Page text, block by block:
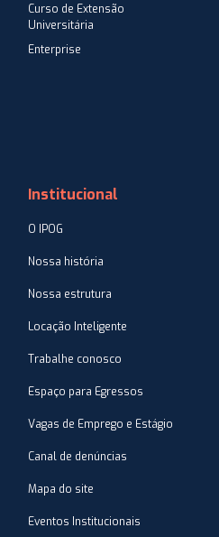
Curso de Extensão
Universitária
Enterprise
Institucional
O IPOG
Nossa história
Nossa estrutura
Locação Inteligente
Trabalhe conosco
Espaço para Egressos
Vagas de Emprego e Estágio
Canal de denúncias
Mapa do site
Eventos Institucionais